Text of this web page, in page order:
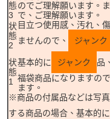
態
3
のでご理解願います。
で、ご理解願います。
状
態
2
目立つ使用感、汚れ、
ませんので、
ジャンク
状
態
1
基本的に ジャンク
品
福袋商品になりますの
ます。
※商品の付属品などは写
する商品の場合、基本的